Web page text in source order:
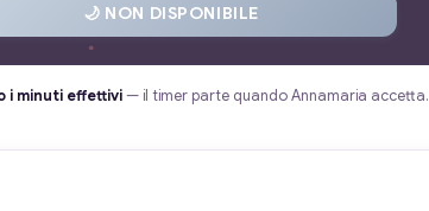
🌙 NON DISPONIBILE
i minuti effettivi— il timer parte quando Annamaria accetta.